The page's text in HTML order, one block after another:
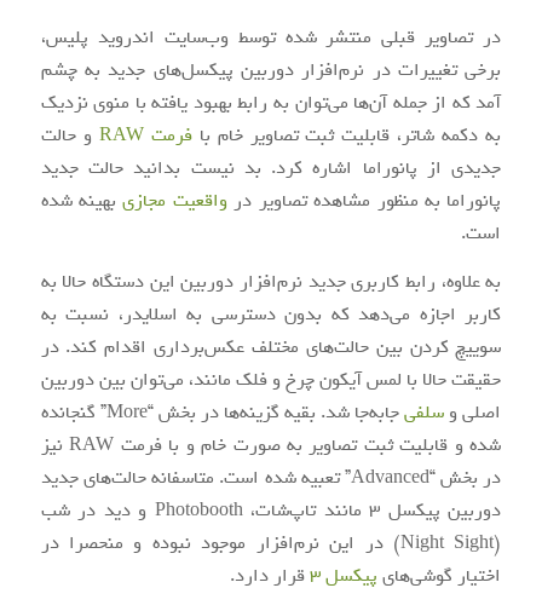
در تصاویر قبلی منتشر شده توسط وب‌سایت اندروید پلیس،
برخی تغییرات در نرم‌افزار دوربین پیکسل‌های جدید به چشم
آمد که از جمله آن‌ها می‌توان به رابط بهبود یافته با منوی نزدیک
به دکمه شاتر، قابلیت ثبت تصاویر خام بافرمت RAW
و حالت
جدیدی از پانوراما اشاره کرد. بد نیست بدانید حالت جدید
پانوراما به منظور مشاهده تصاویر در واقعیت مجازیبهینه شده
است.
به علاوه، رابط کاربری جدید نرم‌افزار دوربین این دستگاه حالا به
کاربر اجازه می‌دهد که بدون دسترسی به اسلایدر، نسبت به
سوییچ کردن بین حالت‌های مختلف عکس‌برداری اقدام کند. در
حقیقت حالا با لمس آیکون چرخ و فلک مانند، می‌توان بین دوربین
اصلی و سلفی
جابه‌جا شد. بقیه گزینه‌ها در بخش “More” گنجانده
شده‌ و قابلیت ثبت تصاویر به صورت خام و با فرمت RAW نیز
در بخش “Advanced” تعبیه شده است. متاسفانه حالت‌های جدید
دوربین پیکسل 3 مانند تاپ‌شات، Photobooth و دید در شب
(Night Sight) در این نرم‌افزار موجود نبوده و منحصرا در
اختیار گوشی‌های پیکسل 3 قرار دارد.